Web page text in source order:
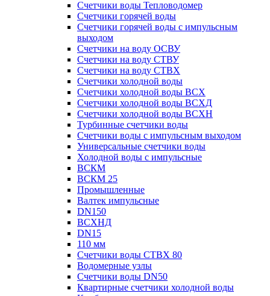
Счетчики воды Тепловодомер
Счетчики горячей воды
Счетчики горячей воды с импульсным
выходом
Счетчики на воду ОСВУ
Счетчики на воду СТВУ
Счетчики на воду СТВХ
Счетчики холодной воды
Счетчики холодной воды ВСХ
Счетчики холодной воды ВСХД
Счетчики холодной воды ВСХН
Турбинные счетчики воды
Счетчики воды с импульсным выходом
Универсальные счетчики воды
Холодной воды с импульсные
ВСКМ
ВСКМ 25
Промышленные
Валтек импульсные
DN150
ВСХНД
DN15
110 мм
Счетчики воды СТВХ 80
Водомерные узлы
Счетчики воды DN50
Квартирные счетчики холодной воды